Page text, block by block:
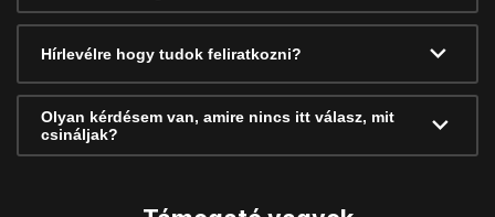
Hírlevélre hogy tudok feliratkozni?
Olyan kérdésem van, amire nincs itt válasz, mit
csináljak?